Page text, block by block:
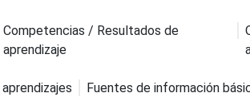
Competencias / Resultados de
aprendizaje
Fuentes de información